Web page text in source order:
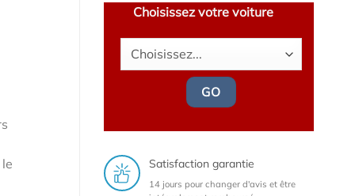
Choisissez votre voiture
GO
Satisfaction garantie
14 jours pour changer d'avis et être